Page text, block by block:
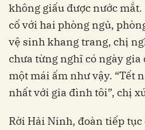
không giấu được nước
cố với hai phòng ngủ,
vệ sinh khang trang, chị
chưa từng nghĩ có ngày
một mái ấm như vậy. “Tết
nhất với gia đình tôi”, chị
Rời Hải Ninh, đoàn tiếp